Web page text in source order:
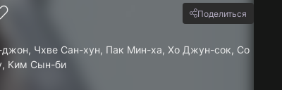
Поделиться
Чхве Сан-хун, Пак Мин-ха, Хо Джун-сок, Со
Ким Сын-би